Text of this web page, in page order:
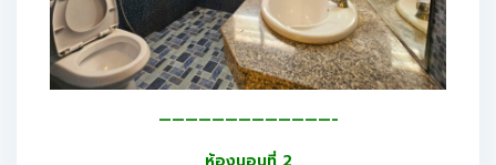
—————————————-